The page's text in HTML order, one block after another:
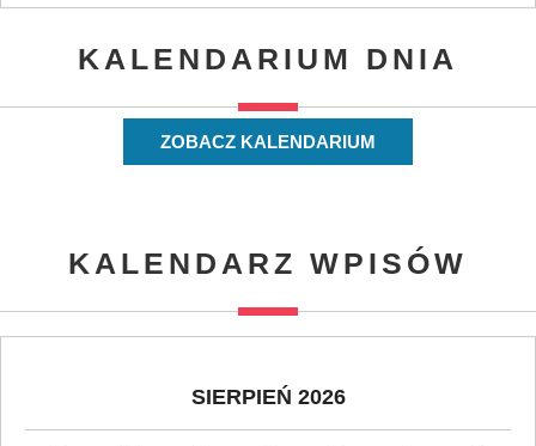
KALENDARIUM DNIA
ZOBACZ KALENDARIUM
KALENDARZ WPISÓW
SIERPIEŃ 2026